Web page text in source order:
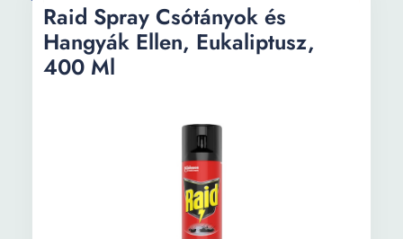
Raid Spray Csótányok és
Hangyák Ellen, Eukaliptusz,
400 Ml